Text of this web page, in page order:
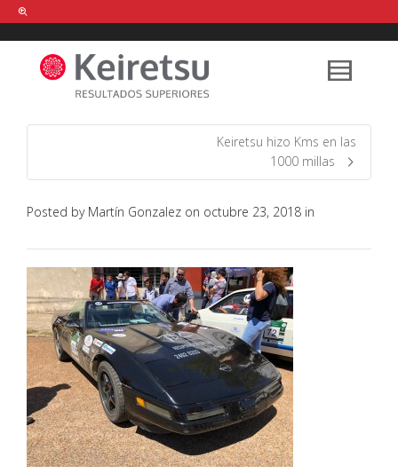
Help me Dante! I'm looking for new
shirts in a size medium
that cost
between £ . Show me all the
items, from the brandour legacy.
Keiretsu hizo Kms en las
1000 millas
Posted by Martín Gonzalez on octubre 23, 2018 in